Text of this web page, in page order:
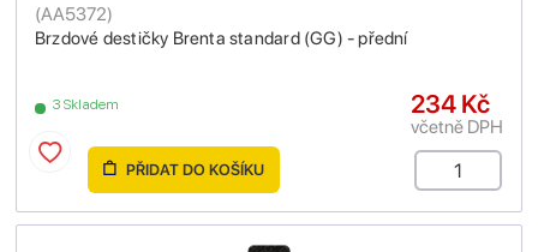
Brzdové destičky Brenta standard (GG) - přední
(AA5372)
3 Skladem 234 Kč
včetně DPH
PŘIDAT DO KOŠÍKU